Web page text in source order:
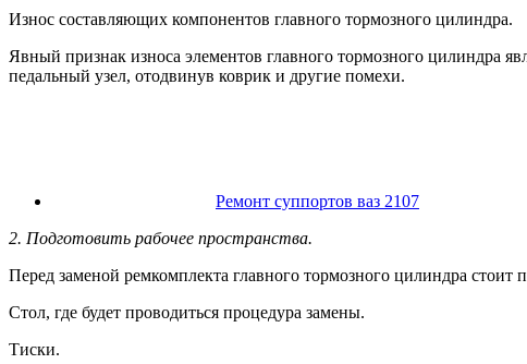
Износ составляющих компонентов главного тормозного цилиндра.
Явный признак износа элементов главного тормозного цилиндра
педальный узел, отодвинув коврик и другие помехи.
Ремонт суппортов ваз 2107
2. Подготовить рабочее пространства.
Перед заменой ремкомплекта главного тормозного цилиндра стоит
Стол, где будет проводиться процедура замены.
Тиски.